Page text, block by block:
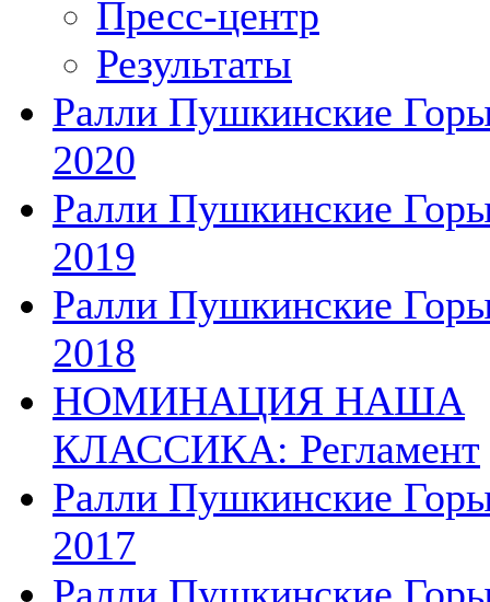
Пресс-центр
Результаты
Ралли Пушкинские
2020
Ралли Пушкинские
2019
Ралли Пушкинские
2018
НОМИНАЦИЯ НАША
КЛАССИКА: Регламент
Ралли Пушкинские
2017